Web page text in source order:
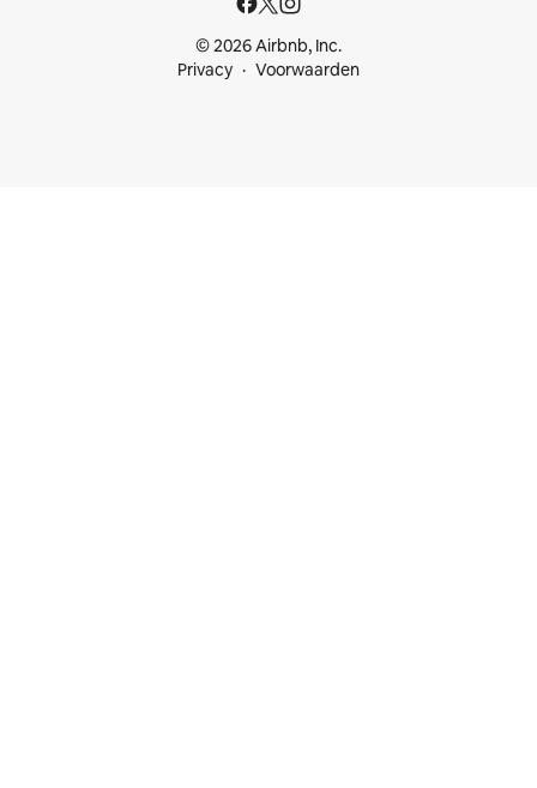
© 2026 Airbnb, Inc.
Privacy
Voorwaarden